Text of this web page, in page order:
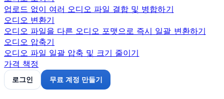
업로드 없이 여러 오디오 파일 결합 및 병합하기
오디오 변환기
오디오 파일을 다른 오디오 포맷으로 즉시 일괄 변환하기
오디오 압축기
오디오 파일 일괄 압축 및 크기 줄이기
가격 책정
로그인 무료 계정 만들기